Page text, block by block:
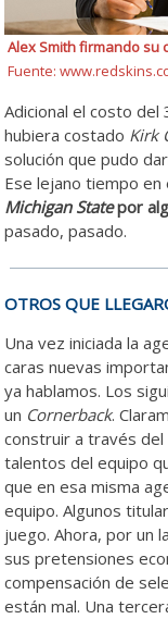
Alex Smith firmando su
Fuente:
Adicional el costo del
hubiera costado Kirk
solución que pudo
Ese lejano tiempo
Michigan Statepor
pasado, pasado.
OTROS QUE
Una vez iniciada la
caras nuevas
ya hablamos. Los
un Cornerback.
construir a través del
talentos del equipo
que en esa misma
equipo. Algunos
juego. Ahora, por un
sus pretensiones
compensación de
están mal. Una